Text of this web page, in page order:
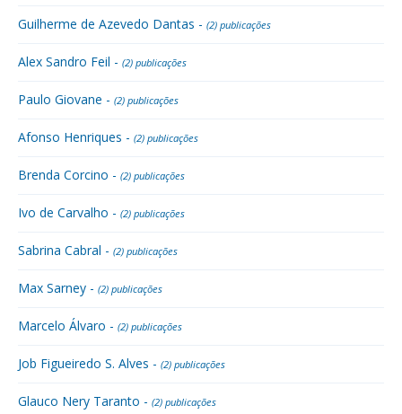
Guilherme de Azevedo Dantas - (2) publicações
Alex Sandro Feil - (2) publicações
Paulo Giovane - (2) publicações
Afonso Henriques - (2) publicações
Brenda Corcino - (2) publicações
Ivo de Carvalho - (2) publicações
Sabrina Cabral - (2) publicações
Max Sarney - (2) publicações
Marcelo Álvaro - (2) publicações
Job Figueiredo S. Alves - (2) publicações
Glauco Nery Taranto - (2) publicações